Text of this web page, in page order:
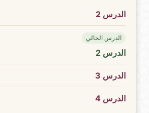
الدرس 2
الدرس الحالي
الدرس 2
الدرس 3
الدرس 4